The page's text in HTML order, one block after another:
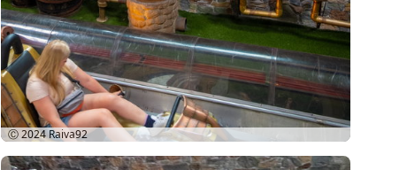
Ⓒ 2024Raiva92